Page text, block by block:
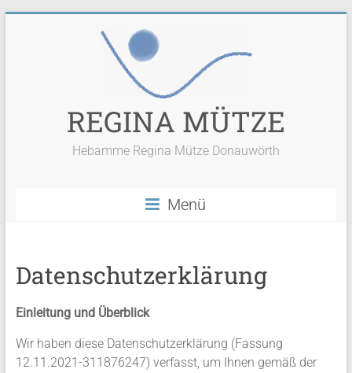
REGINA MÜTZE
Hebamme Regina Mütze Donauwörth
Menü
Datenschutzerklärung
Einleitung und Überblick
Wir haben diese Datenschutzerklärung (Fassung
12.11.2021-311876247) verfasst, um Ihnen gemäß der